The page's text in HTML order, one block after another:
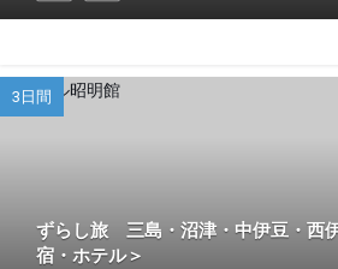
3日間
ずらし旅 三島・沼津・中伊豆・西
宿・ホテル＞